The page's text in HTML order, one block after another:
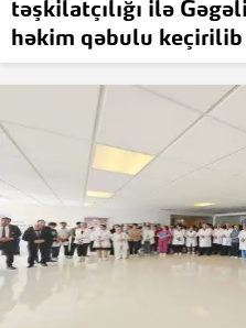
təşkilatçılığı ilə
həkim qəbulu keçirilib